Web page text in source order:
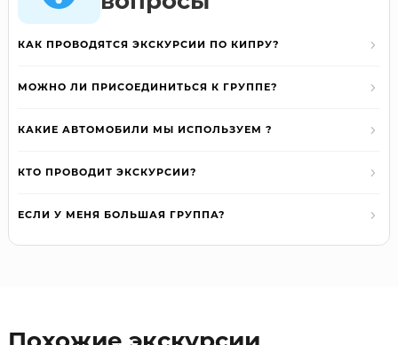
КАК ПРОВОДЯТСЯ ЭКСКУРСИИ ПО КИПРУ?
МОЖНО ЛИ ПРИСОЕДИНИТЬСЯ К ГРУППЕ?
КАКИЕ АВТОМОБИЛИ МЫ ИСПОЛЬЗУЕМ ?
КТО ПРОВОДИТ ЭКСКУРСИИ?
ЕСЛИ У МЕНЯ БОЛЬШАЯ ГРУППА?